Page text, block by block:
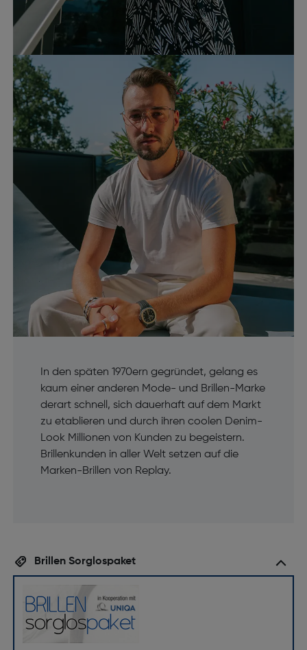
In den späten 1970ern gegründet, gelang es
kaum einer anderen Mode- und Brillen-Marke
derart schnell, sich dauerhaft auf dem Markt
zu etablieren und durch ihren coolen Denim-
Look Millionen von Kunden zu begeistern.
Brillenkunden in aller Welt setzen auf die
Marken-Brillen von Replay.
Brillen Sorglospaket